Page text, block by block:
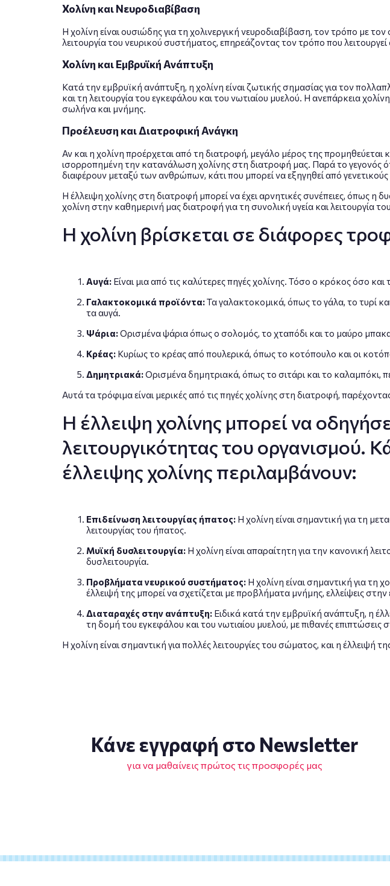
Χολίνη και Νευροδιαβίβαση
Η χολίνη είναι ουσιώδης για τη χολινεργική νευροδιαβίβαση, τον τρόπο με
λειτουργία του νευρικού συστήματος, επηρεάζοντας τον τρόπο που
Χολίνη και Εμβρυϊκή Ανάπτυξη
Κατά την εμβρυϊκή ανάπτυξη, η χολίνη είναι ζωτικής σημασίας για τον
και τη λειτουργία του εγκεφάλου και του νωτιαίου μυελού. Η ανεπάρκεια
σωλήνα και μνήμης.
Προέλευση και Διατροφική Ανάγκη
Αν και η χολίνη προέρχεται από τη διατροφή, μεγάλο μέρος της
ισορροπημένη την κατανάλωση χολίνης στη διατροφή μας. Παρά το γεγονός
διαφέρουν μεταξύ των ανθρώπων, κάτι που μπορεί να εξηγηθεί από
Η έλλειψη χολίνης στη διατροφή μπορεί να έχει αρνητικές συνέπειες, όπως
χολίνη στην καθημερινή μας διατροφή για τη συνολική υγεία και λειτουργία
Η χολίνη βρίσκεται σε διάφορες
Αυγά:Είναι μια από τις καλύτερες πηγές χολίνης. Τόσο ο κρόκος όσο
Γαλακτοκομικά προϊόντα:Τα γαλακτοκομικά, όπως το γάλα, το τυρί
τα αυγά.
Ψάρια:Ορισμένα ψάρια όπως ο σολομός, το χταπόδι και το μαύρο
Κρέας:Κυρίως το κρέας από πουλερικά, όπως το κοτόπουλο και οι
Δημητριακά:Ορισμένα δημητριακά, όπως το σιτάρι και το καλαμπόκι,
Αυτά τα τρόφιμα είναι μερικές από τις πηγές χολίνης στη διατροφή,
Η έλλειψη χολίνης μπορεί να
λειτουργικότητας του οργανισμού.
έλλειψης χολίνης περιλαμβάνουν:
Επιδείνωση λειτουργίας ήπατος:Η χολίνη είναι σημαντική για τη
λειτουργίας του ήπατος.
Μυϊκή δυσλειτουργία:Η χολίνη είναι απαραίτητη για την κανονική
δυσλειτουργία.
Προβλήματα νευρικού συστήματος:Η χολίνη είναι σημαντική για τη
έλλειψή της μπορεί να σχετίζεται με προβλήματα μνήμης, ελλείψεις
Διαταραχές στην ανάπτυξη:Ειδικά κατά την εμβρυϊκή ανάπτυξη, η
τη δομή του εγκεφάλου και του νωτιαίου μυελού, με πιθανές επιπτώσεις
Η χολίνη είναι σημαντική για πολλές λειτουργίες του σώματος, και η έλλειψή
Κάνε εγγραφή στο Newsletter
για να μαθαίνεις πρώτος τις προσφορές μας